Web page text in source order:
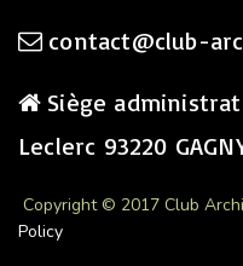
contact@club-
Siège
Leclerc 93220
Copyright © 2017 Club
Policy